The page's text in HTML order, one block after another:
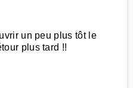
un peu plus tôt le
plus tard !!